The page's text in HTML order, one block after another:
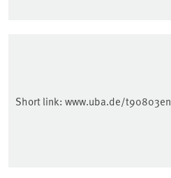
Short link: www.uba.de/t90803en